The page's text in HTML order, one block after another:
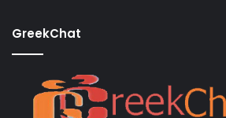
GreekChat